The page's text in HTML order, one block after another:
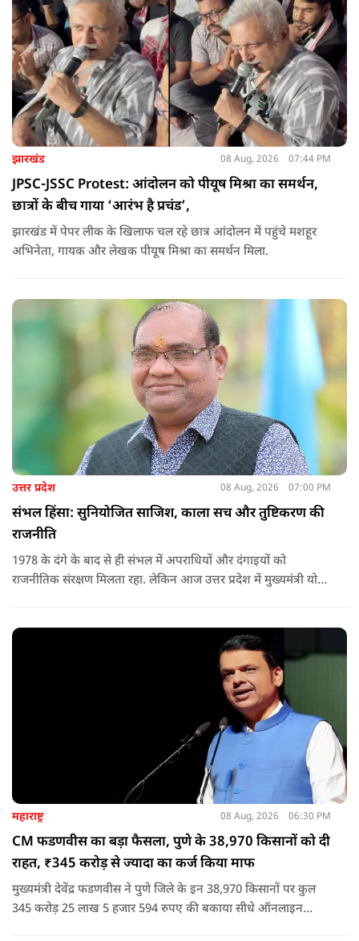
झारखंड 08 Aug, 2026 07:44 PM
JPSC-JSSC Protest: आंदोलन को पीयूष मिश्रा का समर्थन,
छात्रों के बीच गाया ‘आरंभ है प्रचंड’,
झारखंड में पेपर लीक के खिलाफ चल रहे छात्र आंदोलन में पहुंचे मशहूर
अभिनेता, गायक और लेखक पीयूष मिश्रा का समर्थन मिला.
उत्तर प्रदेश 08 Aug, 2026 07:00 PM
संभल हिंसा: सुनियोजित साजिश, काला सच और तुष्टिकरण की
राजनीति
1978 के दंगे के बाद से ही संभल में अपराधियों और दंगाइयों को
राजनीतिक संरक्षण मिलता रहा. लेकिन आज उत्तर प्रदेश में मुख्यमंत्री योगी
नेता या सांसद क्यों न हो, यदि वह राज्य की शांति और सुरक्षा से खिलवाड़
महाराष्ट्र 08 Aug, 2026 06:30 PM
CM फडणवीस का बड़ा फैसला, पुणे के 38,970 किसानों को दी
राहत, ₹345 करोड़ से ज्यादा का कर्ज किया माफ
मुख्यमंत्री देवेंद्र फडणवीस ने पुणे जिले के इन 38,970 किसानों पर कुल
345 करोड़ 25 लाख 5 हजार 594 रुपए की बकाया सीधे ऑनलाइन